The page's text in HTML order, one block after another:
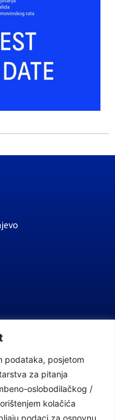
podataka, posjetom
za pitanja
oslobodilačkog /
kolačića
podaci za osnovnu